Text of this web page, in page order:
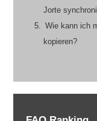
Jorte
Wie kann ich
kopieren?